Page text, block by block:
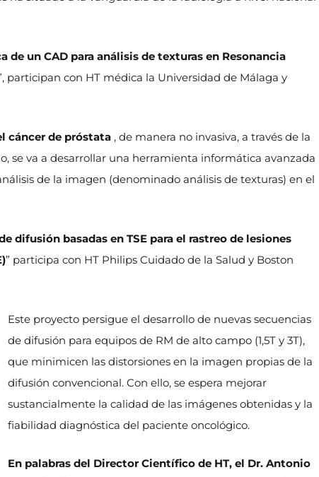
de un CAD para análisis de texturas en Resonancia
participan con HT médica la Universidad de Málaga y
cáncer de próstata , de manera no invasiva, a través de la
se va a desarrollar una herramienta informática avanzada
de la imagen (denominado análisis de texturas) en el
difusión basadas en TSE para el rastreo de lesiones
” participa con HT Philips Cuidado de la Salud y Boston
Este proyecto persigue el desarrollo de nuevas secuencias
de difusión para equipos de RM de alto campo (1,5T y 3T),
que minimicen las distorsiones en la imagen propias de la
difusión convencional. Con ello, se espera mejorar
sustancialmente la calidad de las imágenes obtenidas y la
fiabilidad diagnóstica del paciente oncológico.
En palabras del Director Científico de HT, el Dr. Antonio